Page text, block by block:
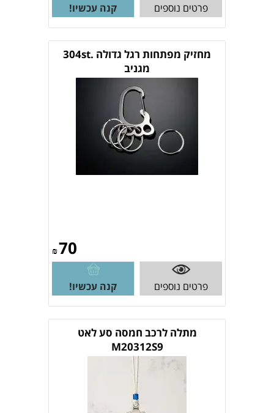
פרטים נוספים קנה עכשיו!
מחזיק מפתחות רגל גדולה .304st
מגניב
₪70
פרטים נוספים קנה עכשיו!
מתלה לרכב חמסה סע לאט
M20312S9